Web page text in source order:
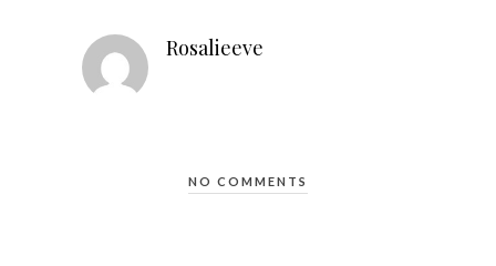
Rosalieeve
NO COMMENTS